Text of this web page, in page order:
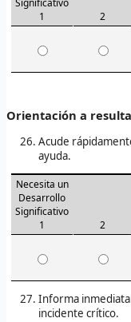
1
2
Orientación a
Acude
ayuda.
Necesita un
Desarrollo
Significativo
1
2
Informa
incidente crítico.